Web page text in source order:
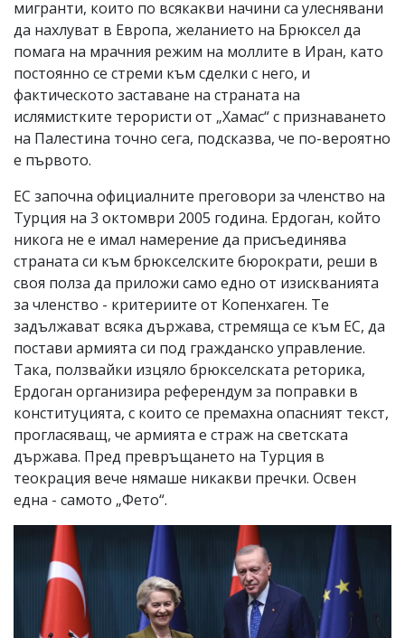
мигранти, които по всякакви начини са улеснявани
да нахлуват в Европа, желанието на Брюксел да
помага на мрачния режим на моллите в Иран, като
постоянно се стреми към сделки с него, и
фактическото заставане на страната на
ислямистките терористи от „Хамас“ с признаването
на Палестина точно сега, подсказва, че по-вероятно
е първото.
ЕС започна официалните преговори за членство на
Турция на 3 октомври 2005 година. Ердоган, който
никога не е имал намерение да присъединява
страната си към брюкселските бюрократи, реши в
своя полза да приложи само едно от изискванията
за членство - критериите от Копенхаген. Те
задължават всяка държава, стремяща се към ЕС, да
постави армията си под гражданско управление.
Така, ползвайки изцяло брюкселската реторика,
Ердоган организира референдум за поправки в
конституцията, с които се премахна опасният текст,
прогласяващ, че армията е страж на светската
държава. Пред превръщането на Турция в
теокрация вече нямаше никакви пречки. Освен
една - самото „Фето“.